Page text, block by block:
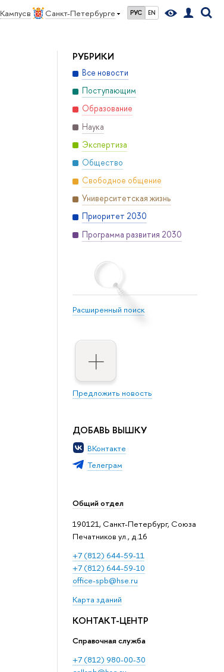
Кампус в Санкт-Петербурге РУС EN
РУБРИКИ
Все новости
Поступающим
Образование
Наука
Экспертиза
Общество
Свободное общение
Университетская жизнь
Приоритет 2030
Программа развития 2030
Расширенный поиск
Предложить новость
ДОБАВЬ ВЫШКУ
ВКонтакте
Телеграм
Общий отдел
190121, Санкт-Петербург, Союза
Печатников ул., д.16
+7 (812) 644-59-11
+7 (812) 644-59-10
office-spb@hse.ru
Карта зданий
КОНТАКТ-ЦЕНТР
Справочная служба
+7 (812) 980-00-30